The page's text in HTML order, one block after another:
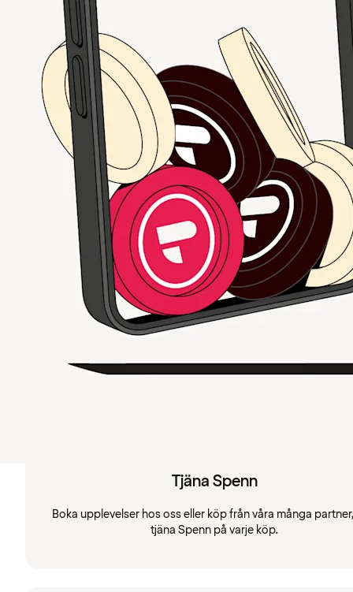
Tjäna Spenn
Boka upplevelser hos oss eller köp från våra många
tjäna Spenn på varje köp.